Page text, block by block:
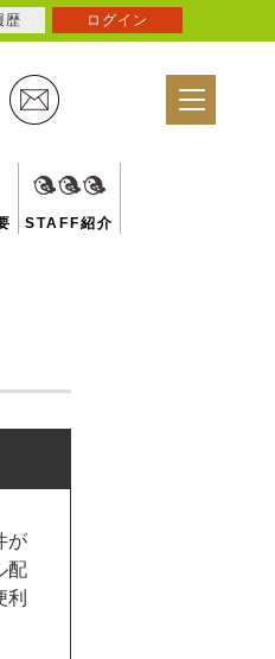
STAFF紹介
が
配
利
歴 ログイン